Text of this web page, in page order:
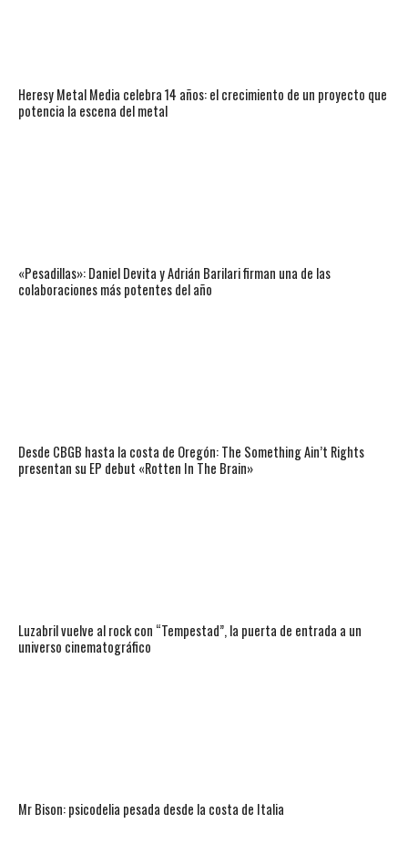
Heresy Metal Media celebra 14 años: el crecimiento de un proyecto que
potencia la escena del metal
«Pesadillas»: Daniel Devita y Adrián Barilari firman una de las
colaboraciones más potentes del año
Desde CBGB hasta la costa de Oregón: The Something Ain’t Rights
presentan su EP debut «Rotten In The Brain»
Luzabril vuelve al rock con “Tempestad”, la puerta de entrada a un
universo cinematográfico
Mr Bison: psicodelia pesada desde la costa de Italia